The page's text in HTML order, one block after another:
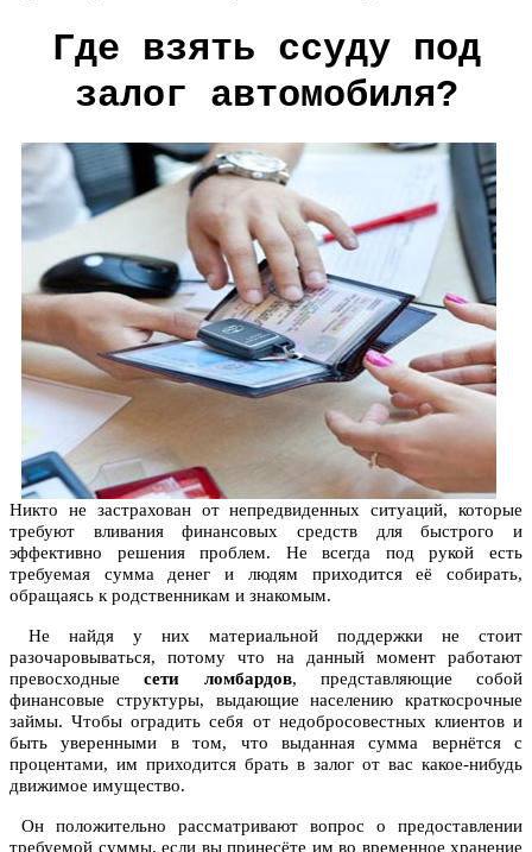
Где взять ссуду под
залог автомобиля?
Никто не застрахован от непредвиденных ситуаций, которые
требуют вливания финансовых средств для быстрого и
эффективно решения проблем. Не всегда под рукой есть
требуемая сумма денег и людям приходится её собирать,
обращаясь к родственникам и знакомым.
Не найдя у них материальной поддержки не стоит
разочаровываться, потому что на данный момент работают
превосходныесети ломбардов, представляющие собой
финансовые структуры, выдающие населению краткосрочные
займы. Чтобы оградить себя от недобросовестных клиентов и
быть уверенными в том, что выданная сумма вернётся с
процентами, им приходится брать в залог от вас какое-нибудь
движимое имущество.
Он положительно рассматривают вопрос о предоставлении
требуемой суммы, если вы принесёте им во временное хранение